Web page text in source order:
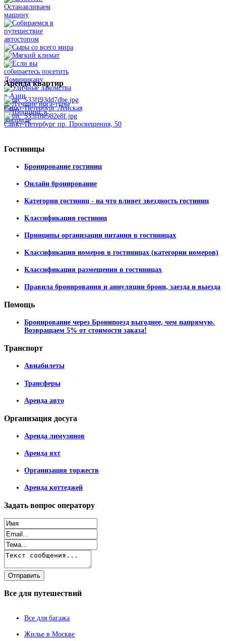
Арендаквартир
Санкт-Петербург Ленская
Санкт-Петербург пр. Просвещения, 50
Гостиницы
Бронирование гостиниц
Онлайн бронирование
Категории гостиниц - на что влияет звездность гостиниц
Классификация гостиниц
Принципы организации питания в гостиницах
Классификация номеров в гостиницах (категории номеров)
Классификация размещения в гостиницах
Правила бронирования и аннуляции брони, заезда и выезда
Помощь
Бронирование через Бронипоезд выгоднее, чем напрямую.
Возвращаем 5% от стоимости заказа!
Транспорт
Авиабилеты
Трансферы
Аренда авто
Организация досуга
Аренда лимузинов
Аренда яхт
Организация торжеств
Аренда коттеджей
Задать вопрос оператору
Все для путешествий
Все для багажа
Жилье в Москве